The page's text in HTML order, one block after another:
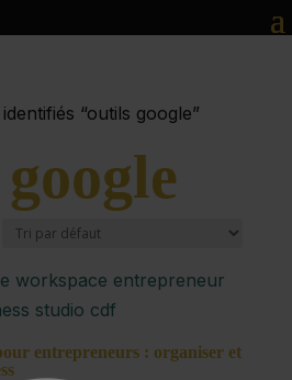
“outils google”
entrepreneurs : organiser et